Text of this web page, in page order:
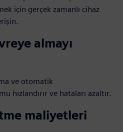
için gerçek zamanlı cihaz
almayı
ve otomatik
hızlandırır ve hataları azaltır.
maliyetleri